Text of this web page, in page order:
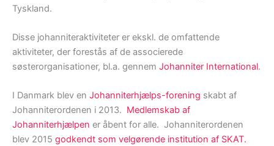
Tyskland.
Disse johanniteraktiviteter er ekskl. de omfattende
aktiviteter, der forestås af de associerede
søsterorganisationer, bl.a. gennem Johanniter International.
I Danmark blev en Johanniterhjælps-forening skabt af
Johanniterordenen i 2013. Medlemskab af
Johanniterhjælpen er åbent for alle. Johanniterordenen
blev 2015 godkendt som velgørende institution af SKAT.